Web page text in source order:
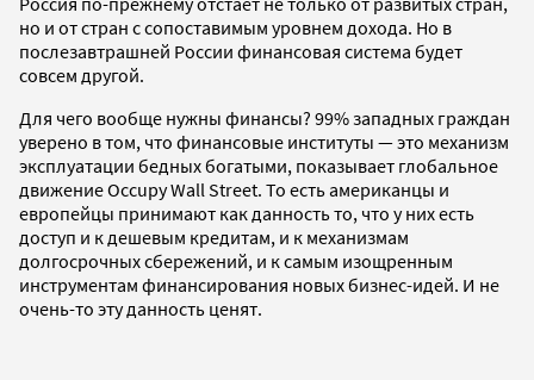
но и от стран с сопоставимым уровнем дохода. Но в
послезавтрашней России финансовая система будет
совсем другой.
Для чего вообще нужны финансы? 99% западных граждан
уверено в том, что финансовые институты — это механизм
эксплуатации бедных богатыми, показывает глобальное
движение Occupy Wall Street. То есть американцы и
европейцы принимают как данность то, что у них есть
доступ и к дешевым кредитам, и к механизмам
долгосрочных сбережений, и к самым изощренным
инструментам финансирования новых бизнес-идей. И не
очень-то эту данность ценят.